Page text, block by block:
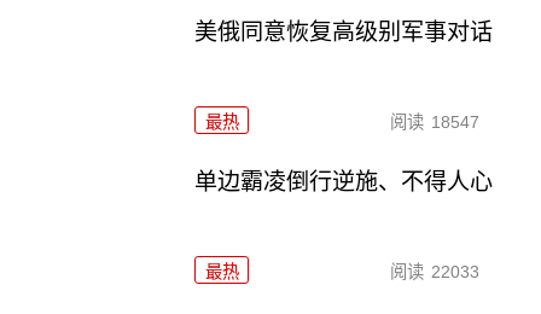
美俄同意恢复高级别军事对话
最热 阅读 18547
单边霸凌倒行逆施、不得人心
最热 阅读 22033